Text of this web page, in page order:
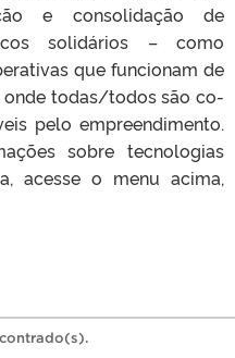
e consolidação de
solidários – como
que funcionam de
onde todas/todos são co-
pelo empreendimento.
sobre tecnologias
acesse o menu acima,